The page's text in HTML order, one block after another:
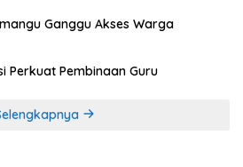
Ganggu Akses Warga
Perkuat Pembinaan Guru